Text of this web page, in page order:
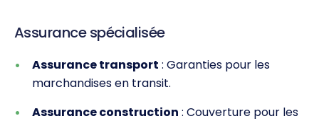
Assurance spécialisée
Assurance transport : Garanties pour les
marchandises en transit.
Assurance construction : Couverture pour les